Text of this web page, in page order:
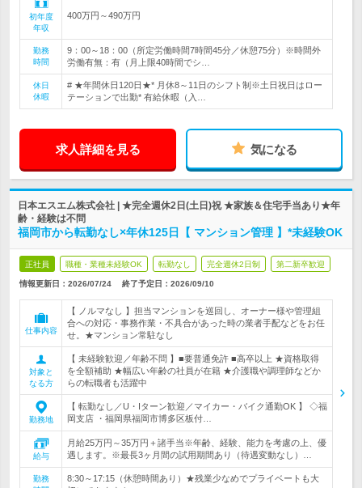
初年度
年収
400万円～490万円
勤務
時間
9：00～18：00（所定労働時間7時間45分／休憩75分）※時間外
労働有無：有（月上限40時間でシ…
休日
休暇
# ★年間休日120日★* 月休8～11日のシフト制※土日祝日はロー
テーションで出勤* 有給休暇（入…
求人詳細を見る 気になる
日本エスエム株式会社 | ★完全週休2日(土日)祝 ★家族＆住宅手当あり★年
齢・経験は不問
福岡市から転勤なし×年休125日【 マンション管理 】*未経験OK
正社員 職種・業種未経験OK 転勤なし 完全週休2日制 第二新卒歓迎
情報更新日：2026/07/24 終了予定日： 2026/09/10
仕事内容
【 ノルマなし 】担当マンションを巡回し、オーナー様や管理組
合への対応・事務作業・不具合があった時の業者手配などをお任
せ。★マンション常駐なし
対象と
なる方
【 未経験歓迎／年齢不問 】■要普通免許 ■高卒以上 ★資格取得
を全額補助 ★幅広い年齢の社員が在籍 ★介護職や調理師などか
らの転職者も活躍中
勤務地
【 転勤なし／U・Iターン歓迎／マイカー・バイク通勤OK 】 ◇福
岡支店 ・福岡県福岡市博多区板付…
給与
月給25万円～35万円＋諸手当※年齢、経験、能力を考慮の上、優
遇します。※最長3ヶ月間の試用期間あり（待遇変動なし）…
勤務
8:30～17:15（休憩時間あり）★残業少なめでプライベートも大